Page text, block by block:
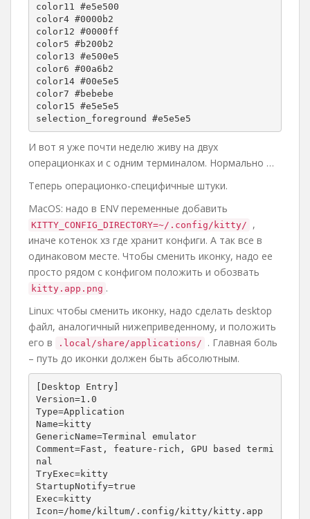
color11 #e5e500
color4 #0000b2
color12 #0000ff
color5 #b200b2
color13 #e500e5
color6 #00a6b2
color14 #00e5e5
color7 #bebebe
color15 #e5e5e5
selection_foreground #e5e5e5
И вот я уже почти неделю живу на двух
операционках и с одним терминалом. Нормально …
Теперь операционко-специфичные штуки.
MacOS: надо в ENV переменные добавить
KITTY_CONFIG_DIRECTORY=~/.config/kitty/
,
иначе котенок хз где хранит конфиги. А так все в
одинаковом месте. Чтобы сменить иконку, надо ее
просто рядом с конфигом положить и обозвать
kitty.app.png .
Linux: чтобы сменить иконку, надо сделать desktop
файл, аналогичный нижеприведенному, и положить
его в
.local/share/applications/
. Главная боль
– путь до иконки должен быть абсолютным.
[Desktop Entry]
Version=1.0
Type=Application
Name=kitty
GenericName=Terminal emulator
Comment=Fast, feature-rich, GPU based termi
nal
TryExec=kitty
StartupNotify=true
Exec=kitty
Icon=/home/kiltum/.config/kitty/kitty.app